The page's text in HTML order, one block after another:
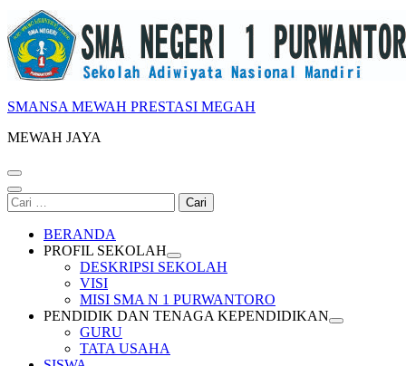
SMANSA MEWAH PRESTASI MEGAH
MEWAH JAYA
Cari
untuk:
BERANDA
PROFIL SEKOLAH
DESKRIPSI SEKOLAH
VISI
MISI SMA N 1 PURWANTORO
PENDIDIK DAN TENAGA KEPENDIDIKAN
GURU
TATA USAHA